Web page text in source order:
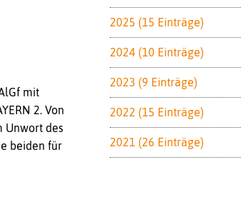
mit
2. Von
Unwort des
beiden für
2025 (15 Einträge)
2024 (10 Einträge)
2023 (9 Einträge)
2022 (15 Einträge)
2021 (26 Einträge)